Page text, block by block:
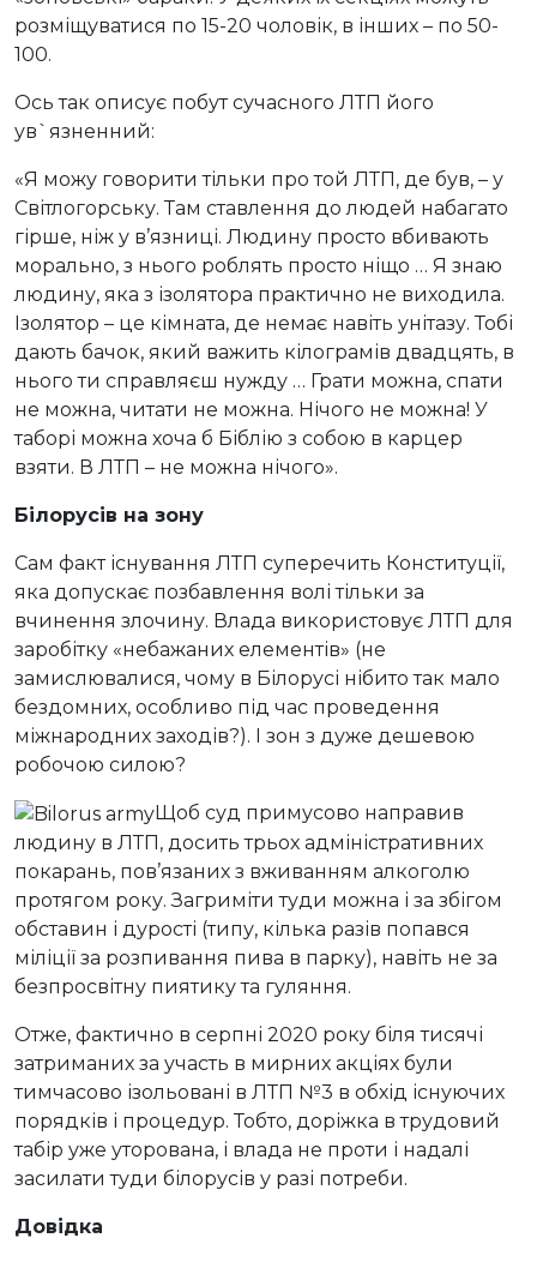
розміщуватися по 15-20 чоловік, в інших – по 50-
100.
Ось так описує побут сучасного ЛТП його
ув`язненний:
«Я можу говорити тільки про той ЛТП, де був, – у
Світлогорську. Там ставлення до людей набагато
гірше, ніж у в’язниці. Людину просто вбивають
морально, з нього роблять просто ніщо … Я знаю
людину, яка з ізолятора практично не виходила.
Ізолятор – це кімната, де немає навіть унітазу. Тобі
дають бачок, який важить кілограмів двадцять, в
нього ти справляєш нужду … Грати можна, спати
не можна, читати не можна. Нічого не можна! У
таборі можна хоча б Біблію з собою в карцер
взяти. В ЛТП – не можна нічого».
Білорусів на зону
Сам факт існування ЛТП суперечить Конституції,
яка допускає позбавлення волі тільки за
вчинення злочину. Влада використовує ЛТП для
заробітку «небажаних елементів» (не
замислювалися, чому в Білорусі нібито так мало
бездомних, особливо під час проведення
міжнародних заходів?). І зон з дуже дешевою
робочою силою?
Щоб суд примусово направив
людину в ЛТП, досить трьох адміністративних
покарань, пов’язаних з вживанням алкоголю
протягом року. Загриміти туди можна і за збігом
обставин і дурості (типу, кілька разів попався
міліції за розпивання пива в парку), навіть не за
безпросвітну пиятику та гуляння.
Отже, фактично в серпні 2020 року біля тисячі
затриманих за участь в мирних акціях були
тимчасово ізольовані в ЛТП №3 в обхід існуючих
порядків і процедур. Тобто, доріжка в трудовий
табір уже уторована, і влада не проти і надалі
засилати туди білорусів у разі потреби.
Довідка